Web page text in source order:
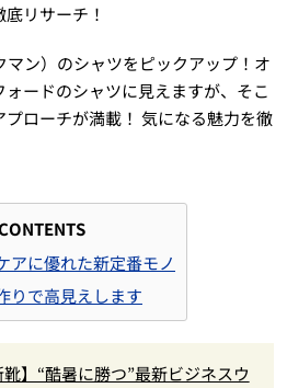
リサーチ！
マン）のシャツをピックアップ！オ
ードのシャツに見えますが、そこ
ローチが満載！ 気になる魅力を徹
アに優れた新定番モノ
りで高見えします
】“酷暑に勝つ”最新ビジネスウ